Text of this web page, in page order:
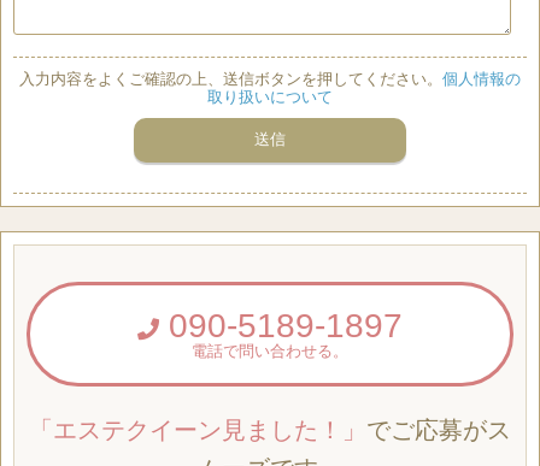
入力内容をよくご確認の上、送信ボタンを押してください。 個人情報の
取り扱いについて
090-5189-1897
電話で問い合わせる。
「エステクイーン見ました！」 でご応募がス